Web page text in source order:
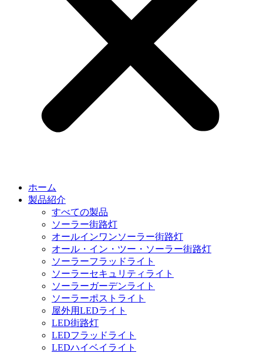
ホーム
製品紹介
すべての製品
ソーラー街路灯
オールインワンソーラー街路灯
オール・イン・ツー・ソーラー街路灯
ソーラーフラッドライト
ソーラーセキュリティライト
ソーラーガーデンライト
ソーラーポストライト
屋外用LEDライト
LED街路灯
LEDフラッドライト
LEDハイベイライト